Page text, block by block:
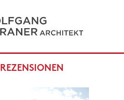
REZENSIONEN